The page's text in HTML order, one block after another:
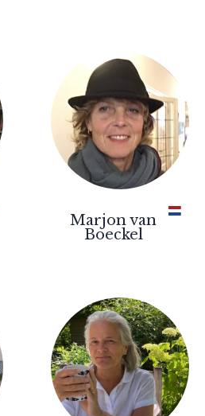
Marjon van
Boeckel